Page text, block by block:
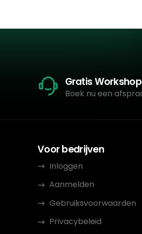
Gratis Workshop
Boek nu een
Voor bedrijven
Inloggen
Aanmelden
Gebruiksvoorwaarden
Privacybeleid